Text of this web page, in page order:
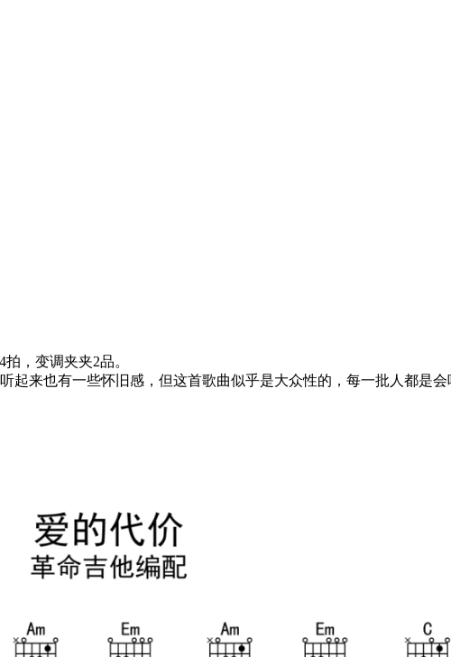
，变调夹夹2品。
起来也有一些怀旧感，但这首歌曲似乎是大众性的，每一批人都是